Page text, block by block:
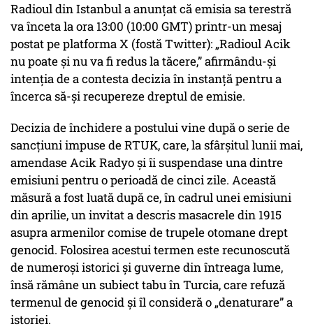
Radioul din Istanbul a anunțat că emisia sa terestră
va înceta la ora 13:00 (10:00 GMT) printr-un mesaj
postat pe platforma X (fostă Twitter): „Radioul Acik
nu poate și nu va fi redus la tăcere,” afirmându-și
intenția de a contesta decizia în instanță pentru a
încerca să-și recupereze dreptul de emisie.
Decizia de închidere a postului vine după o serie de
sancțiuni impuse de RTUK, care, la sfârșitul lunii mai,
amendase Acik Radyo și îi suspendase una dintre
emisiuni pentru o perioadă de cinci zile. Această
măsură a fost luată după ce, în cadrul unei emisiuni
din aprilie, un invitat a descris masacrele din 1915
asupra armenilor comise de trupele otomane drept
genocid. Folosirea acestui termen este recunoscută
de numeroși istorici și guverne din întreaga lume,
însă rămâne un subiect tabu în Turcia, care refuză
termenul de genocid și îl consideră o „denaturare” a
istoriei.